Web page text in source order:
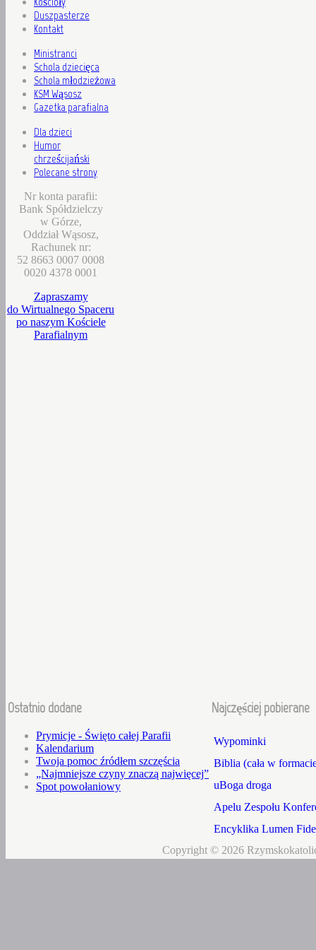
Duszpasterze
Kontakt
Ministranci
Schola dziecięca
Schola młodzieżowa
KSM Wąsosz
Gazetka parafialna
Dla dzieci
Humor
chrześcijański
Polecane strony
Nr konta parafii:
Bank Spółdzielczy
w Górze,
Oddział Wąsosz,
Rachunek nr:
52 8663 0007 0008
0020 4378 0001
Zapraszamy
do Wirtualnego Spaceru
po naszym Kościele
Parafialnym
Ostatnio dodane
Prymicje - Święto całej Parafii
Kalendarium
Twoja pomoc źródłem szczęścia
„Najmniejsze czyny znaczą najwięcej”
Spot powołaniowy
Najczęściej pobierane
Wypominki
Biblia (cała w
uBoga droga
Apelu Zespołu
Encyklika Lumen
Copyright © 2026